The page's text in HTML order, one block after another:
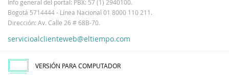
Info general del portal: PBX: 57 (1) 2940100.
Bogotá 5714444 - Línea Nacional 01 8000 110 211.
Dirección: Av. Calle 26 # 68B-70.
servicioalclienteweb@eltiempo.com
VERSIÓN PARA COMPUTADOR